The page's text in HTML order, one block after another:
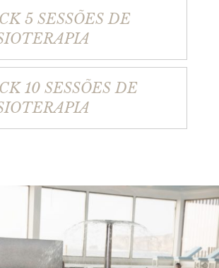
5 SESSÕES DE
10 SESSÕES DE